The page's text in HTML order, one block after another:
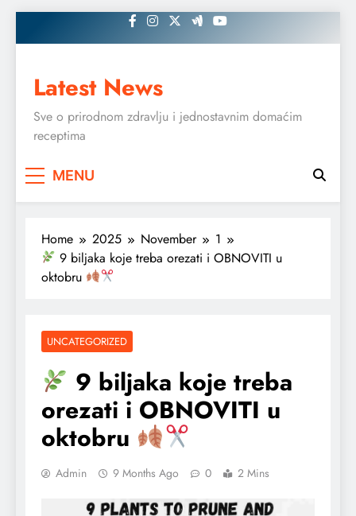
to
Latest News
Sve o prirodnom zdravlju i jednostavnim domaćim
receptima
MENU
Home 2025 November
1
9 biljaka koje treba orezati i OBNOVITI u
oktobru
UNCATEGORIZED
9 biljaka koje treba
orezati i OBNOVITI u
oktobru
Admin 9 Months Ago 0 2 Mins